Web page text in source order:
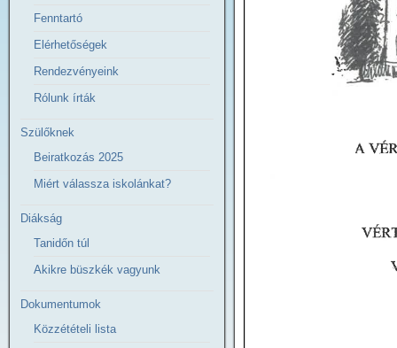
Fenntartó
Elérhetőségek
Rendezvényeink
Rólunk írták
Szülőknek
Beiratkozás 2025
Miért válassza iskolánkat?
Diákság
Tanidőn túl
Akikre büszkék vagyunk
Dokumentumok
Közzétételi lista